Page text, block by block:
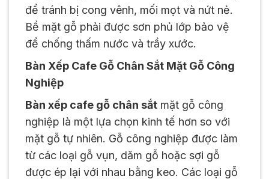
để tránh bị cong vênh, mối mọt và nứt nẻ.
Bề mặt gỗ phải được sơn phủ lớp bảo vệ
để chống thấm nước và trầy xước.
Bàn Xếp Cafe Gỗ Chân Sắt Mặt Gỗ Công
Nghiệp
Bàn xếp cafe gỗ chân sắt mặt gỗ công
nghiệp là một lựa chọn kinh tế hơn so với
mặt gỗ tự nhiên. Gỗ công nghiệp được làm
từ các loại gỗ vụn, dăm gỗ hoặc sợi gỗ
được ép lại với nhau bằng keo. Các loại gỗ